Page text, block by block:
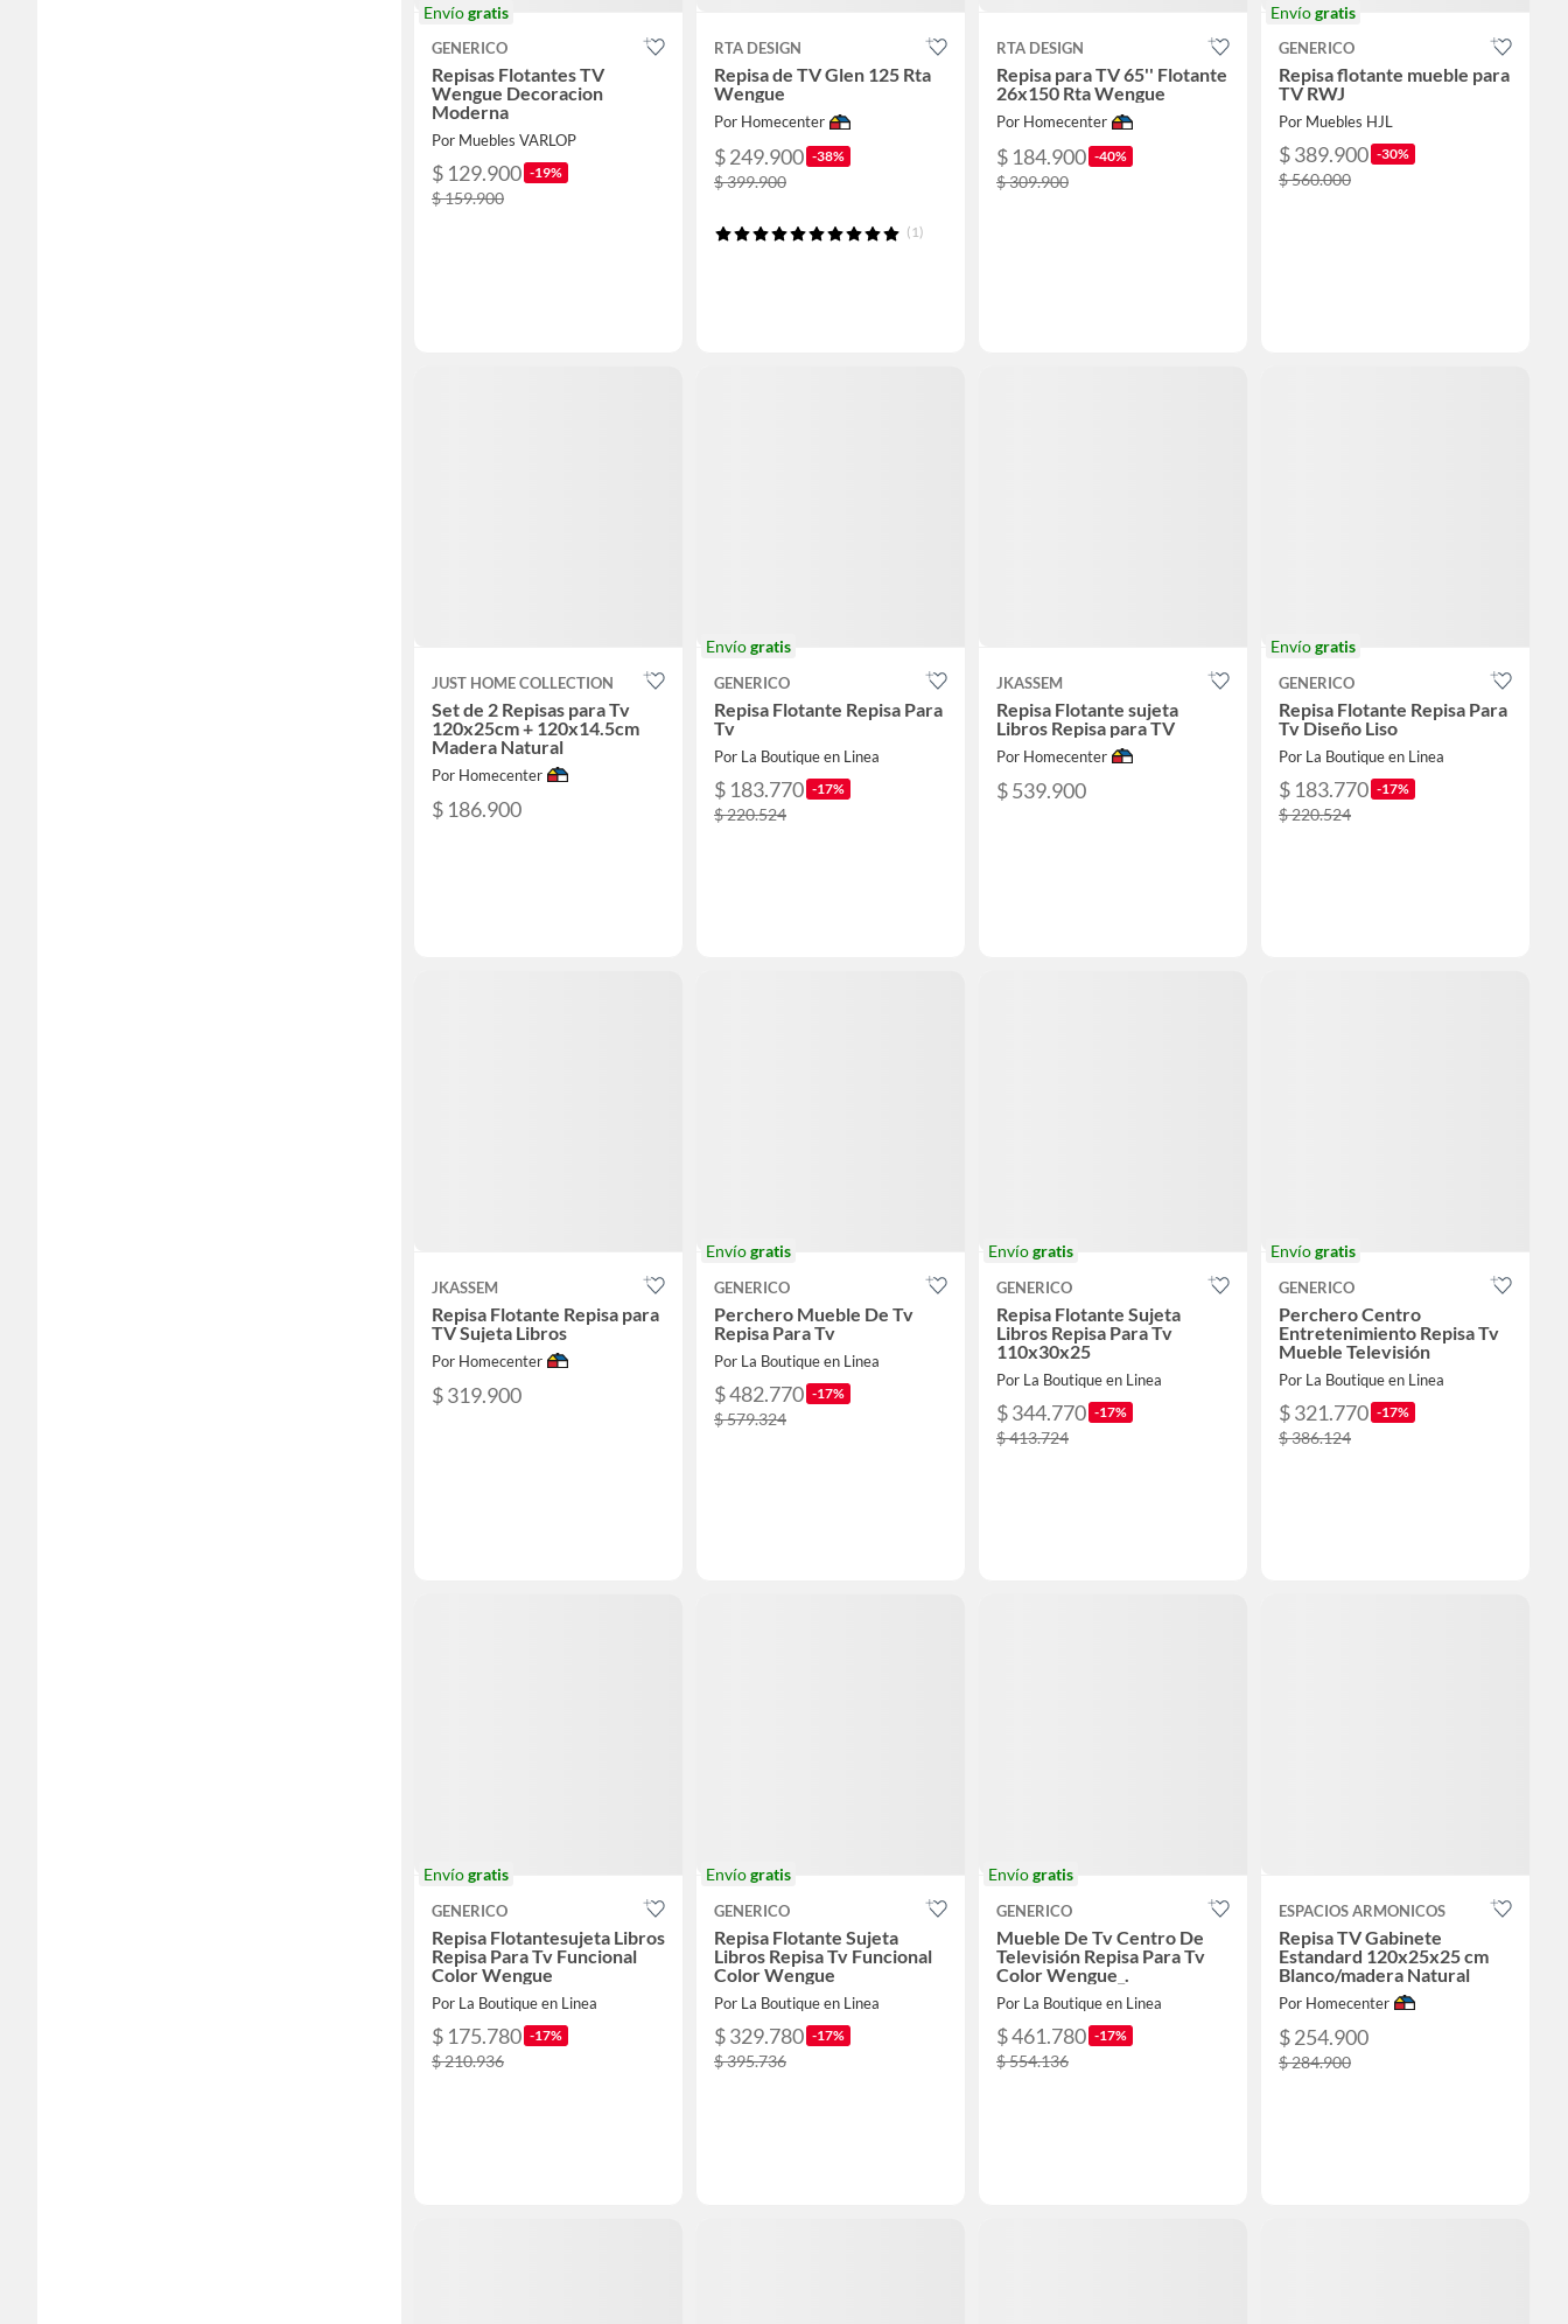
Envíogratis
GENERICO
Repisas Flotantes TV
Wengue Decoracion
Moderna
Por Muebles VARLOP
$ 129.900 -19%
$ 159.900
RTA DESIGN
Repisa de TV Glen 125 Rta
Wengue
Por Homecenter
$ 249.900 -38%
$ 399.900
(1)
RTA DESIGN
Repisa para TV 65'' Flotante
26x150 Rta Wengue
Por Homecenter
$ 184.900 -40%
$ 309.900
Envíogratis
GENERICO
Repisa flotante mueble para
TV RWJ
Por Muebles HJL
$ 389.900 -30%
$ 560.000
JUST HOME COLLECTION
Set de 2 Repisas para Tv
120x25cm + 120x14.5cm
Madera Natural
Por Homecenter
$ 186.900
Envíogratis
GENERICO
Repisa Flotante Repisa Para
Tv
Por La Boutique en Linea
$ 183.770 -17%
$ 220.524
JKASSEM
Repisa Flotante sujeta
Libros Repisa para TV
Por Homecenter
$ 539.900
Envíogratis
GENERICO
Repisa Flotante Repisa Para
Tv Diseño Liso
Por La Boutique en Linea
$ 183.770 -17%
$ 220.524
JKASSEM
Repisa Flotante Repisa para
TV Sujeta Libros
Por Homecenter
$ 319.900
Envíogratis
GENERICO
Perchero Mueble De Tv
Repisa Para Tv
Por La Boutique en Linea
$ 482.770 -17%
$ 579.324
Envíogratis
GENERICO
Repisa Flotante Sujeta
Libros Repisa Para Tv
110x30x25
Por La Boutique en Linea
$ 344.770 -17%
$ 413.724
Envíogratis
GENERICO
Perchero Centro
Entretenimiento Repisa Tv
Mueble Televisión
Por La Boutique en Linea
$ 321.770 -17%
$ 386.124
Envíogratis
GENERICO
Repisa Flotantesujeta Libros
Repisa Para Tv Funcional
Color Wengue
Por La Boutique en Linea
$ 175.780 -17%
$ 210.936
Envíogratis
GENERICO
Repisa Flotante Sujeta
Libros Repisa Tv Funcional
Color Wengue
Por La Boutique en Linea
$ 329.780 -17%
$ 395.736
Envíogratis
GENERICO
Mueble De Tv Centro De
Televisión Repisa Para Tv
Color Wengue_.
Por La Boutique en Linea
$ 461.780 -17%
$ 554.136
ESPACIOS ARMONICOS
Repisa TV Gabinete
Estandard 120x25x25 cm
Blanco/madera Natural
Por Homecenter
$ 254.900
$ 284.900